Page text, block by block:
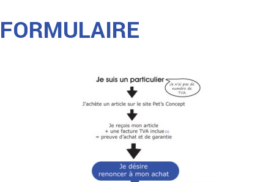
FORMULAIRE